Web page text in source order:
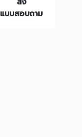
แบบสอบถาม